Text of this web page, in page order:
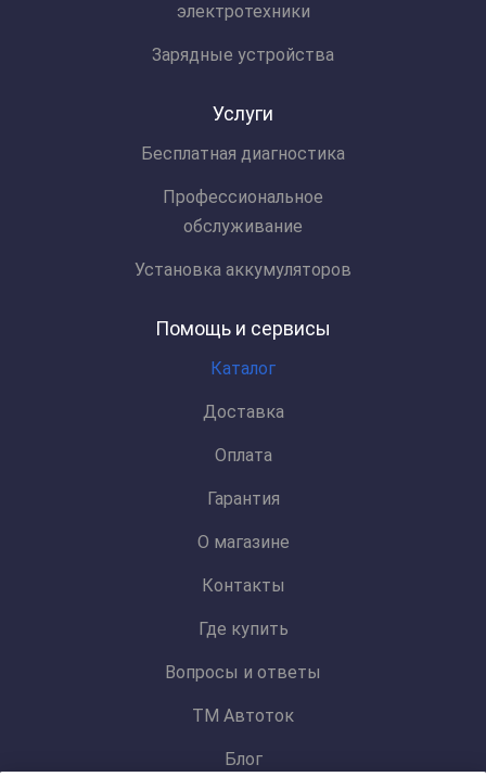
электротехники
Зарядные устройства
Услуги
Бесплатная диагностика
Профессиональное
обслуживание
Установка аккумуляторов
Помощь и сервисы
Каталог
Доставка
Оплата
Гарантия
О магазине
Контакты
Где купить
Вопросы и ответы
ТМ Автоток
Блог